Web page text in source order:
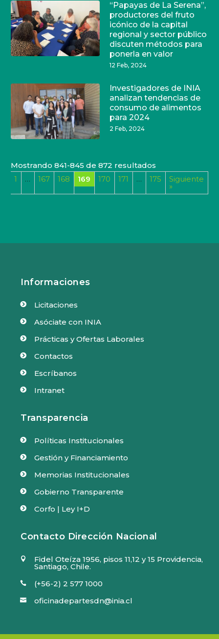
“Papayas de La Serena”,
productores del fruto
icónico de la capital
regional y sector público
discuten métodos para
ponerla en valor
12 Feb, 2024
Investigadores de INIA
analizan tendencias de
consumo de alimentos
para 2024
2 Feb, 2024
Mostrando 841-845 de 872 resultados
1 … 167 168 169 170 171 … 175 Siguiente
»
Informaciones
 Licitaciones
 Asóciate con INIA
 Prácticas y Ofertas Laborales
 Contactos
 Escríbanos
 Intranet
Transparencia
 Políticas Institucionales
 Gestión y Financiamiento
 Memorias Institucionales
 Gobierno Transparente
 Corfo | Ley I+D
Contacto Dirección Nacional
 Fidel Oteíza 1956, pisos 11,12 y 15 Providencia,
Santiago, Chile.
 (+56-2) 2 577 1000
 oficinadepartesdn@inia.cl